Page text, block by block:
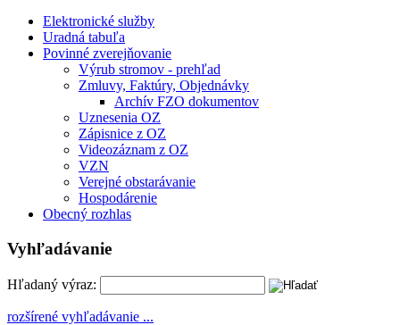
Elektronické služby
Uradná tabuľa
Povinné zverejňovanie
Výrub stromov - prehľad
Zmluvy, Faktúry, Objednávky
Archív FZO dokumentov
Uznesenia OZ
Zápisnice z OZ
Videozáznam z OZ
VZN
Verejné obstarávanie
Hospodárenie
Obecný rozhlas
Vyhľadávanie
Hľadaný výraz:
rozšírené vyhľadávanie ...